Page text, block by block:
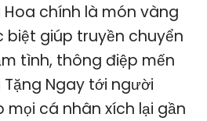
Hoa chính là món vàng
biệt giúp truyền chuyển
tình, thông điệp mến
Ngay tới người
mọi cá nhân xích lại gần